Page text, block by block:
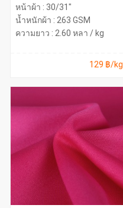
หน้าผ้า : 30/31"
น้ำหนักผ้า : 263 GSM
ความยาว : 2.60 หลา / kg
129 ฿/kg